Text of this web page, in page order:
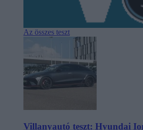
Az összes teszt
Villanyautó teszt: Hyundai